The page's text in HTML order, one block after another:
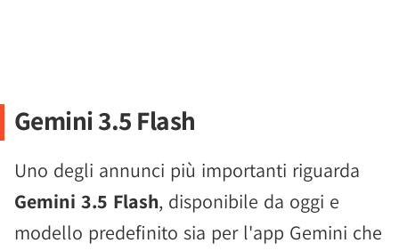
Gemini 3.5 Flash
Uno degli annunci più importanti riguarda
Gemini 3.5 Flash, disponibile da oggi e
modello predefinito sia per l'app Gemini che